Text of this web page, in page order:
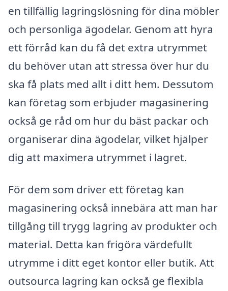
en tillfällig lagringslösning för dina möbler
och personliga ägodelar. Genom att hyra
ett förråd kan du få det extra utrymmet
du behöver utan att stressa över hur du
ska få plats med allt i ditt hem. Dessutom
kan företag som erbjuder magasinering
också ge råd om hur du bäst packar och
organiserar dina ägodelar, vilket hjälper
dig att maximera utrymmet i lagret.
För dem som driver ett företag kan
magasinering också innebära att man har
tillgång till trygg lagring av produkter och
material. Detta kan frigöra värdefullt
utrymme i ditt eget kontor eller butik. Att
outsourca lagring kan också ge flexibla